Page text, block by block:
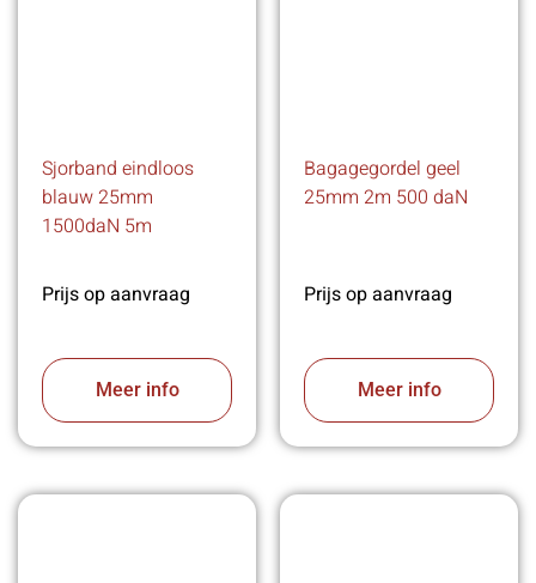
Sjorband eindloos
blauw 25mm
1500daN 5m
Prijs op aanvraag
Meer info
Bagagegordel geel
25mm 2m 500 daN
Prijs op aanvraag
Meer info